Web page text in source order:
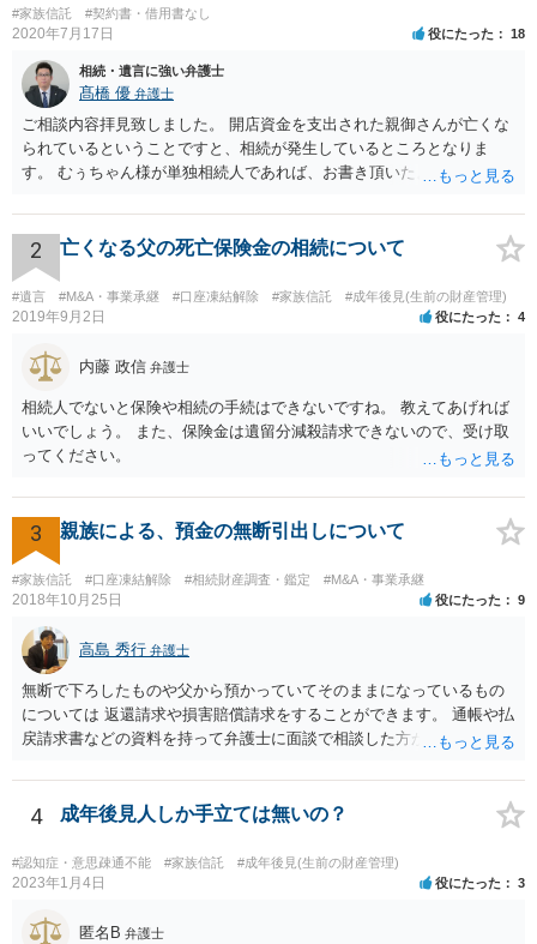
#家族信託 #契約書・借用書なし
2020年7月17日 役にたった 18
相続・遺言に強い弁護士
髙橋 優 弁護士
ご相談内容拝見致しました。 開店資金を支出された親御さんが亡くな
られているということですと、相続が発生しているところとなりま
す。 むぅちゃん様が単独相続人であれば、お書き頂いたような方法で
相続人おられるということであれば、他の相続人との協議が必要とな
るところです。 また、当該点とは別にご主人から貸付ではなく贈与で
あると主張される可能性がございます。 その場合には、貸付であるこ
とを伺わせる事情をどれだけ積み重ねることが出来るか、というとこ
ろとなります。 返済の事実や、返済を約束するメール等です。 金額の
おく方が宜しいかと思います。 緊急という訳ではないかと思います
が、事前準備が早い方が有効な手段が増える傾向にありますので、早
目に弁護士を入れられることを御検討頂くと良いかと思います。
2 亡くなる父の死亡保険金の相続について
#遺言 #M&A・事業承継 #口座凍結解除 #家族信託 #成年後見(生前の財産管理)
2019年9月2日 役にたった 4
内藤 政信 弁護士
相続人でないと保険や相続の手続はできないですね。 教えてあげれば
いいでしょう。 また、保険金は遺留分減殺請求できないので、受け取
ってください。
3 親族による、預金の無断引出しについて
#家族信託 #口座凍結解除 #相続財産調査・鑑定 #M&A・事業承継
2018年10月25日 役にたった 9
高島 秀行 弁護士
無断で下ろしたものや父から預かっていてそのままになっているもの
については 返還請求や損害賠償請求をすることができます。 通帳や払
戻請求書などの資料を持って弁護士に面談で相談した方がよいと思い
4 成年後見人しか手立ては無いの？
#認知症・意思疎通不能 #家族信託 #成年後見(生前の財産管理)
2023年1月4日 役にたった 3
匿名B 弁護士